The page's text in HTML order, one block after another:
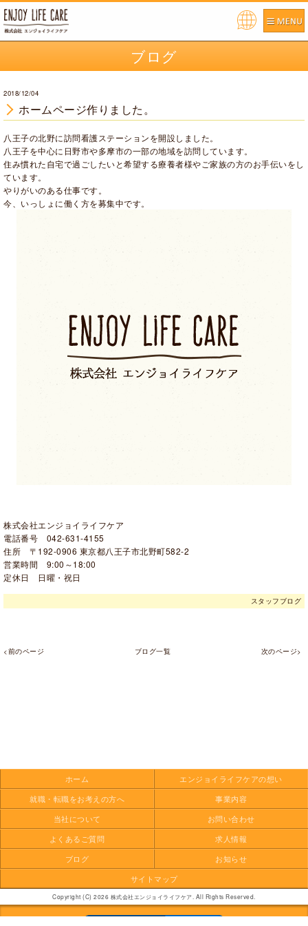
ブログ
2018/12/04
ホームページ作りました。
八王子の北野に訪問看護ステーションを開設しました。
八王子を中心に日野市や多摩市の一部の地域を訪問しています。
住み慣れた自宅で過ごしたいと希望する療養者様やご家族の方のお手伝いをし
ています。
やりがいのある仕事です。
今、いっしょに働く方を募集中です。
株式会社エンジョイライフケア
電話番号 042-631-4155
住所 〒192-0906 東京都八王子市北野町582-2
営業時間 9:00～18:00
定休日 日曜・祝日
スタッフブログ
<前のページ ブログ一覧 次のページ>
ホーム エンジョイ ライフケアの想い
就職・転職をお考えの方へ
事業内容
当社について
お問い合わせ
よくあるご質問
求人情報
ブログ
お知らせ
サイトマップ
Copyright (C) 2026 株式会社エンジョイライフケア. All Rights Reserved.